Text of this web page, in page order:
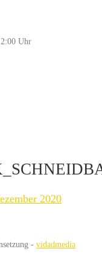
Uhr
2020
- vidadmedia